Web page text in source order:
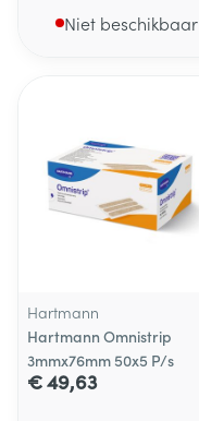
Niet beschikbaar
Hartmann
Hartmann Omnistrip
3mmx76mm 50x5 P/s
€ 49,63